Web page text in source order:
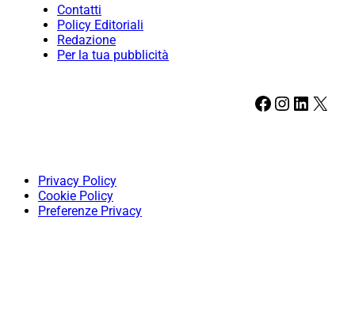
Contatti
Policy Editoriali
Redazione
Per la tua pubblicità
Facebook Instagram LinkedIn X
Privacy Policy
Cookie Policy
Preferenze Privacy